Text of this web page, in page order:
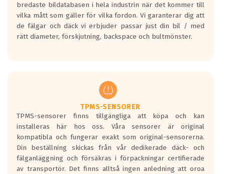
bredaste bildatabasen i hela industrin när det kommer till
vilka mått som gäller för vilka fordon. Vi garanterar dig att
de fälgar och däck vi erbjuder passar just din bil / med
rätt diameter, förskjutning, backspace och bultmönster.
TPMS-SENSORER
TPMS-sensorer finns tillgängliga att köpa och kan
installeras här hos oss. Våra sensorer är original
kompatibla och fungerar exakt som original-sensorerna.
Din beställning skickas från vår dedikerade däck- och
fälganläggning och försäkras i förpackningar certifierade
av transportör. Det finns alltså ingen anledning att oroa